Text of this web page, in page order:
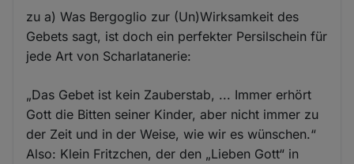
zu a) Was Bergoglio zur (Un)Wirksamkeit des
Gebets sagt, ist doch ein perfekter Persilschein für
jede Art von Scharlatanerie:
„Das Gebet ist kein Zauberstab, ... Immer erhört
Gott die Bitten seiner Kinder, aber nicht immer zu
der Zeit und in der Weise, wie wir es wünschen.“
Also: Klein Fritzchen, der den „Lieben Gott“ in